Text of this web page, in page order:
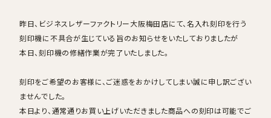
店舗一覧
ログイン / 会員登録
昨日、ビジネスレザーファクトリー大阪梅田店にて、名入れ刻印を行う
刻印機に不具合が生じている旨のお知らせをいたしておりましたが
本日、刻印機の修繕作業が完了いたしました。
刻印をご希望のお客様に、ご迷惑をおかけしてしまい誠に申し訳ござい
ませんでした。
本日より、通常通りお買い上げいただきました商品への刻印は可能でご